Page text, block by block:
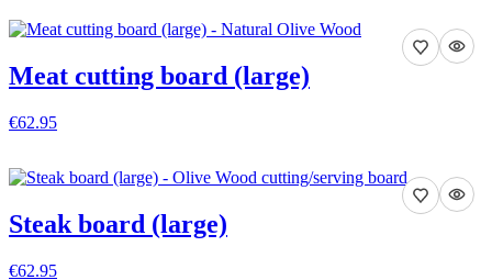
Meat cutting board (large)
€62.95
Steak board (large)
€62.95